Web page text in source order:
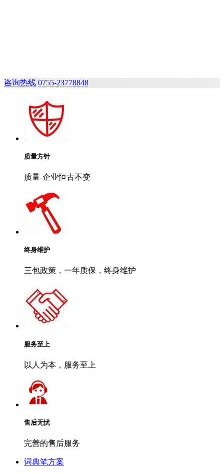
咨询热线 0755-23778848
质量方针
质量-企业恒古不变
终身维护
三包政策，一年质保，终身维护
服务至上
以人为本，服务至上
售后无忧
完善的售后服务
词典笔方案